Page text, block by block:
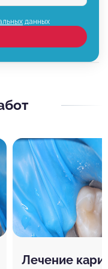
данных
Лечение